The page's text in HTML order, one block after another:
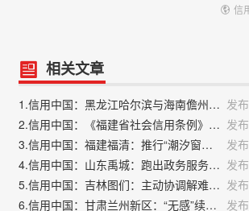
信
相关文章
1.信用中国：黑龙江哈尔滨与海南儋州463项政务服务事项实现“跨省通办” 发
2.信用中国：《福建省社会信用条例》将于9月16日起施行 发
3.信用中国：福建福清：推行“潮汐窗口”弹性服务模式，让政务服务跟着人群“动”起来
发
4.信用中国：山东禹城：跑出政务服务“加速度” 发
5.信用中国：吉林图们：主动协调解难题，便民服务暖人心 发
6.信用中国：甘肃兰州新区：“无感”续证，“有心”服务
发